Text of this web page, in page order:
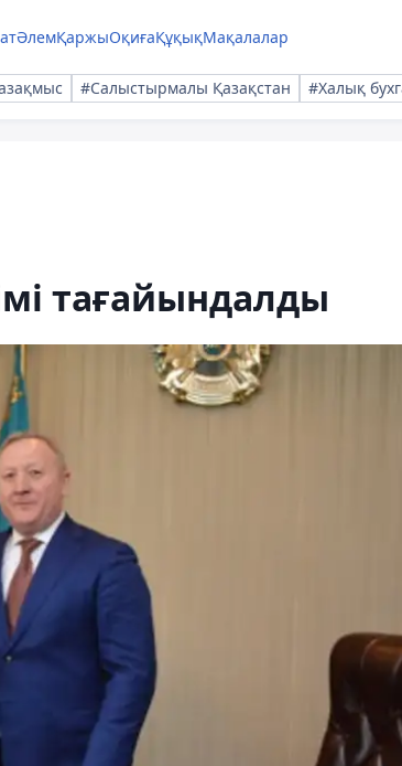
ӘлемҚаржыОқиғаҚұқықМақалалар
#Салыстырмалы Қазақстан #Халық
тағайындалды